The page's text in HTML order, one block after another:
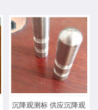
沉降观测标 供应沉降观